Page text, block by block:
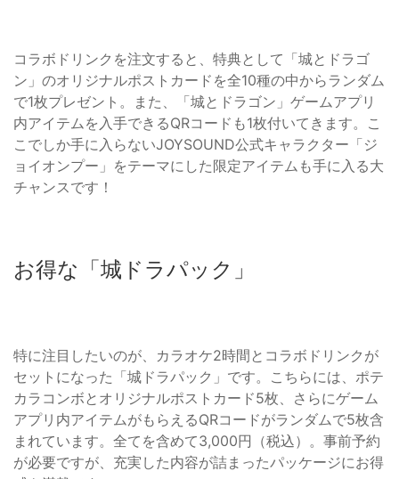
コラボドリンクを注文すると、特典として「城とドラゴ
ン」のオリジナルポストカードを全10種の中からランダム
で1枚プレゼント。また、「城とドラゴン」ゲームアプリ
内アイテムを入手できるQRコードも1枚付いてきます。こ
こでしか手に入らないJOYSOUND公式キャラクター「ジ
ョイオンプー」をテーマにした限定アイテムも手に入る大
チャンスです！
お得な「城ドラパック」
特に注目したいのが、カラオケ2時間とコラボドリンクが
セットになった「城ドラパック」です。こちらには、ポテ
カラコンボとオリジナルポストカード5枚、さらにゲーム
アプリ内アイテムがもらえるQRコードがランダムで5枚含
まれています。全てを含めて3,000円（税込）。事前予約
が必要ですが、充実した内容が詰まったパッケージにお得